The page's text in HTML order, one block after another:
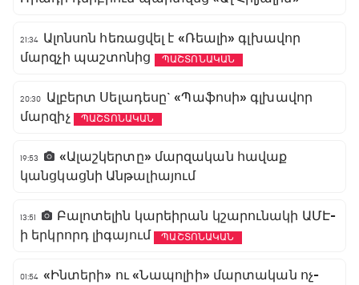
21:34 Ալոնսոն հեռացվել է «Ռեալի» գլխավոր
մարզչի պաշտոնից
ՊԱՇՏՈՆԱԿԱՆ
20:30
Ալբերտ Սելադեսը` «Պաֆոսի» գլխավոր
մարզիչ
ՊԱՇՏՈՆԱԿԱՆ
19:53
«Ալաշկերտը» մարզական հավաք
կանցկացնի Անթալիայում
13:51
Բալոտելին կարեիրան կշարունակի ԱՄԷ-
ի երկրորդ լիգայում
ՊԱՇՏՈՆԱԿԱՆ
01:54 «Ինտերի» ու «Նապոլիի» մարտական ոչ-